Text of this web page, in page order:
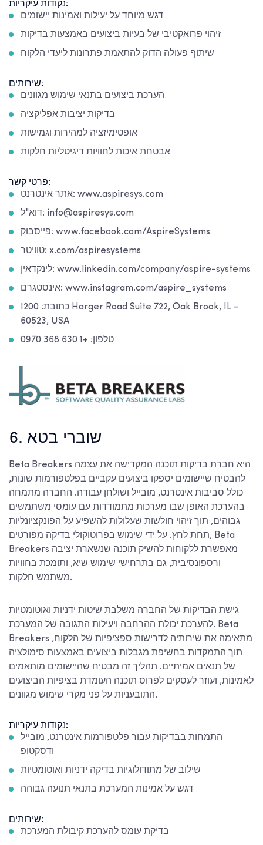
נקודות עיקריות:
דגש מיוחד על יעילות ואמינות יישומים
שירותים:
אבטחת איכות לחוויות דיגיטליות חלקות
פרטי קשר:
אתר אינטרנט: www.aspiresys.com
דוא"ל: info@aspiresys.com
פייסבוק: www.facebook.com/AspireSystems
טוויטר: x.com/aspiresystems
לינקדאין: www.linkedin.com/company/aspire-systems
אינסטגרם: www.instagram.com/aspire_systems
כתובת: 1200 Harger Road Suite 722, Oak Brook, IL –
60523, USA
טלפון: +1 630 368 0970
6. שוברי בטא
Beta Breakers היא חברת בדיקות תוכנה המקדישה את עצמה
להבטיח שיישומים יספקו ביצועים עקביים בפלטפורמות שונות,
כולל סביבות אינטרנט, מובייל ושולחן עבודה. החברה מתמחה
בהערכת האופן שבו מערכות מתמודדות עם עומסי משתמשים
גבוהים, תוך זיהוי חולשות שעלולות להשפיע על הפונקציונליות
תחת לחץ. על ידי שימוש בפרוטוקולי בדיקה מפורטים, Beta
Breakers מאפשרת ללקוחות להשיק תוכנה שנשארת יציבה
ורספונסיבית, גם בתרחישי שימוש שיא, ותומכת בחוויות
משתמש חלקות.
גישת הבדיקות של החברה משלבת שיטות ידניות ואוטומטיות
להערכת יכולת ההרחבה ויעילות התגובה של המערכת. Beta
Breakers מתאימה את שירותיה לדרישות ספציפיות של הלקוח,
תוך התמקדות בחשיפת מגבלות ביצועים באמצעות סימולציה
של תנאים אמיתיים. תהליך זה מבטיח שהיישומים מותאמים
לאמינות, ועוזר לעסקים לפרוס תוכנה העומדת בציפיות הביצועים
התובעניות על פני מקרי שימוש מגוונים.
נקודות עיקריות:
התמחות בבדיקות עבור פלטפורמות אינטרנט, מובייל
ודסקטופ
שילוב של מתודולוגיות בדיקה ידניות ואוטומטיות
דגש על אמינות המערכת בתנאי תנועה גבוהה
שירותים:
בדיקת עומס להערכת קיבולת המערכת